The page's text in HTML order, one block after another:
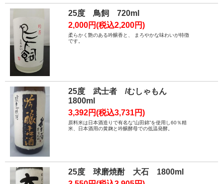
25度 鳥飼 720ml
2,000円(税込2,200円)
柔らかく艶のある吟醸香と、 まろやかな味わいが特徴
です。
25度 武士者 /むしゃもん
1800ml
3,392円(税込3,731円)
原料米は日本酒造りで有名な”山田錦”を使用し60％精
米、日本酒用の黄麹と吟醸酵母での低温発酵。
25度 球磨焼酎 大石 1800ml